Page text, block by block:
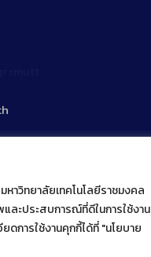
หาวิทยาลัยเทคโนโลยีราชมงคล
ละประสบการณ์ที่ดีในการใช้งาน
ดการใช้งานคุกกี้ได้ที่ "นโยบาย